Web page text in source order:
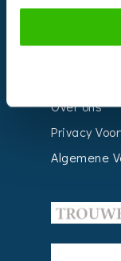
Over ons
Privacy
Algemene